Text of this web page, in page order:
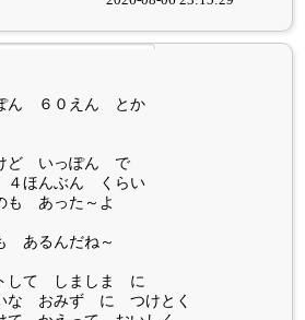
６０えん とか
ど いっぽん で
ほんぶん くらい
あった～よ
あるんだね～
して しましま に
おみず に つけとく